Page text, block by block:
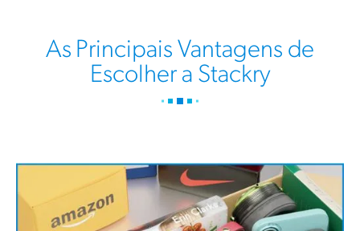
As Principais Vantagens de
Escolher a Stackry